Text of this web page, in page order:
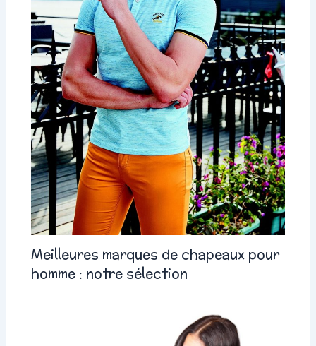
Meilleures marques de chapeaux pour
homme : notre sélection